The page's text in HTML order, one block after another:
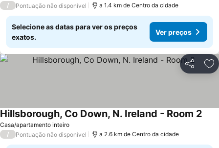
/ Pontuação não disponível a 1.4 km de Centro da cidade
Selecione as datas para ver os preços
exatos.
Ver preços
Partilhar
Casa/apartamento inteiro
Hillsborough, Co Down, N. Ireland - Room 2
/ Pontuação não disponível a 2.6 km de Centro da cidade